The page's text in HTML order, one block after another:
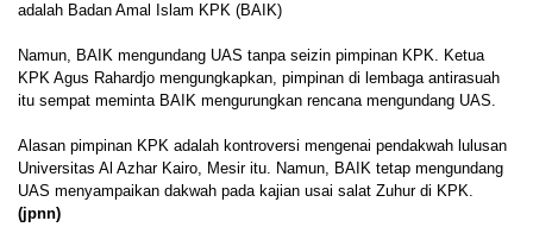
adalah Badan Amal Islam KPK (BAIK)
Namun, BAIK mengundang UAS tanpa seizin pimpinan KPK. Ketua
KPK Agus Rahardjo mengungkapkan, pimpinan di lembaga antirasuah
itu sempat meminta BAIK mengurungkan rencana mengundang UAS.
Alasan pimpinan KPK adalah kontroversi mengenai pendakwah lulusan
Universitas Al Azhar Kairo, Mesir itu. Namun, BAIK tetap mengundang
UAS menyampaikan dakwah pada kajian usai salat Zuhur di KPK.
(jpnn)